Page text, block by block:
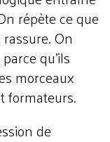
répète ce que
On
qu’ils
morceaux
formateurs.
de